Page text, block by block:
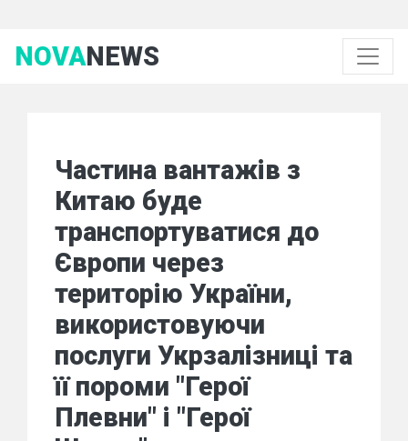
NOVANEWS
Частина вантажів з
Китаю буде
транспортуватися до
Європи через
територію України,
використовуючи
послуги Укрзалізниці та
її пороми "Герої
Плевни" і "Герої